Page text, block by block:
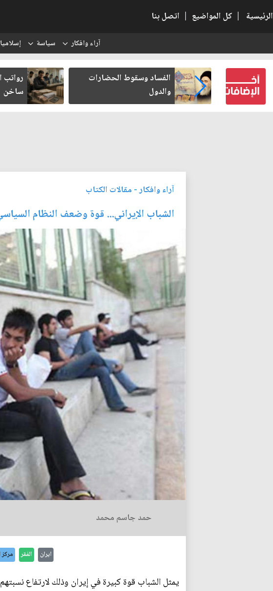
الرئيسية | كل المواضيع | اتصل بنا
آراء وافكار سياسة
كتب لنفسه
الفساد وسقوط الحضارات
والدول
ساخن
آراء وافكار- مقالات الكتاب
الشباب الإيراني... قوة وضعف النظام
حمد جاسم محمد
ايران الفقر مركز
يمثل الشباب قوة كبيرة في إيران وذلك لارتفاع